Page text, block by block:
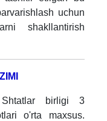
uchun
shakllantirish
Shtatlar birligi 3
o'rta maxsus.